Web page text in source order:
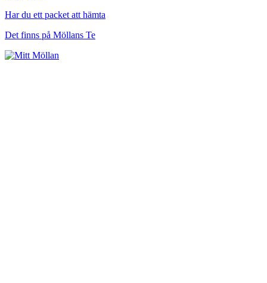
Har du ett packet att hämta
Det finns på Möllans Te